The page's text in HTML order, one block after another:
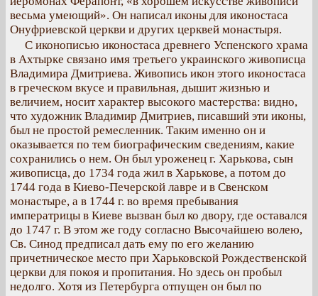
весьма умеющий». Он написал иконы для иконостаса
Онуфриевской церкви и других церквей монастыря.
С иконописью иконостаса древнего Успенского храма
в Ахтырке связано имя третьего украинского живописца
Владимира Дмитриева. Живопись икон этого иконостаса
в греческом вкусе и правильная, дышит жизнью и
величием, носит характер высокого мастерства: видно,
что художник Владимир Дмитриев, писавший эти иконы,
был не простой ремесленник. Таким именно он и
оказывается по тем биографическим сведениям, какие
сохранились о нем. Он был уроженец г. Харькова, сын
живописца, до 1734 года жил в Харькове, а потом до
1744 года в Киево-Печерской лавре и в Свенском
монастыре, а в 1744 г. во время пребывания
императрицы в Киеве вызван был ко двору, где оставался
до 1747 г. В этом же году согласно Высочайшею волею,
Св. Синод предписал дать ему по его желанию
причетническое место при Харьковской Рождественской
церкви для покоя и пропитания. Но здесь он пробыл
недолго. Хотя из Петербурга отпущен он был по